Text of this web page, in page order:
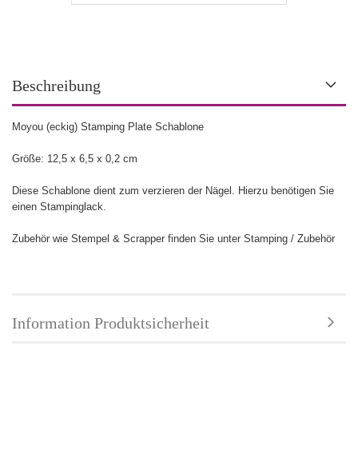
Beschreibung
Moyou (eckig) Stamping Plate Schablone
Größe: 12,5 x 6,5 x 0,2 cm
Diese Schablone dient zum verzieren der Nägel. Hierzu benötigen Sie
einen Stampinglack.
Zubehör wie Stempel & Scrapper finden Sie unter Stamping / Zubehör
Information Produktsicherheit